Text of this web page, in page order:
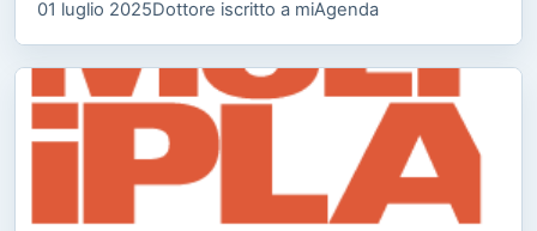
01 luglio 2025Dottore iscritto a miAgenda